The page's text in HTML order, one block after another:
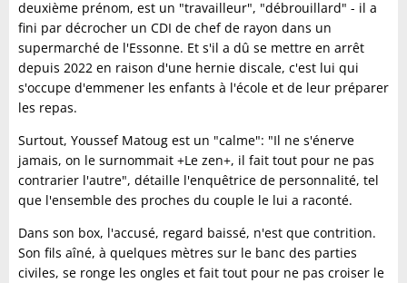
deuxième prénom, est un "travailleur", "débrouillard" - il a
fini par décrocher un CDI de chef de rayon dans un
supermarché de l'Essonne. Et s'il a dû se mettre en arrêt
depuis 2022 en raison d'une hernie discale, c'est lui qui
s'occupe d'emmener les enfants à l'école et de leur préparer
les repas.
Surtout, Youssef Matoug est un "calme": "Il ne s'énerve
jamais, on le surnommait +Le zen+, il fait tout pour ne pas
contrarier l'autre", détaille l'enquêtrice de personnalité, tel
que l'ensemble des proches du couple le lui a raconté.
Dans son box, l'accusé, regard baissé, n'est que contrition.
Son fils aîné, à quelques mètres sur le banc des parties
civiles, se ronge les ongles et fait tout pour ne pas croiser le